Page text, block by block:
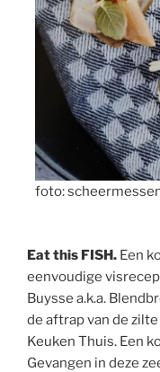
foto:
Eat this FISH. Een
eenvoudige
Buysse a.k.a.
de aftrap van de
Keuken Thuis. Een
Gevangen in deze